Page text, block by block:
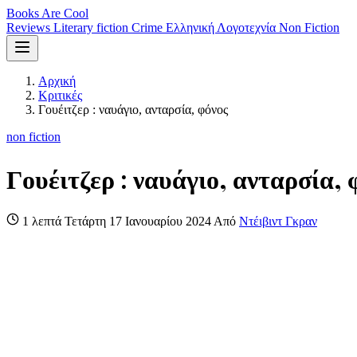
Books Are Cool
Reviews Literary fiction Crime Ελληνική Λογοτεχνία Non Fiction
Αρχική
Κριτικές
Γουέιτζερ : ναυάγιο, ανταρσία, φόνος
non fiction
Γουέιτζερ : ναυάγιο, ανταρσία,
1 λεπτά Τετάρτη 17 Ιανουαρίου 2024 Από Ντέιβιντ Γκραν